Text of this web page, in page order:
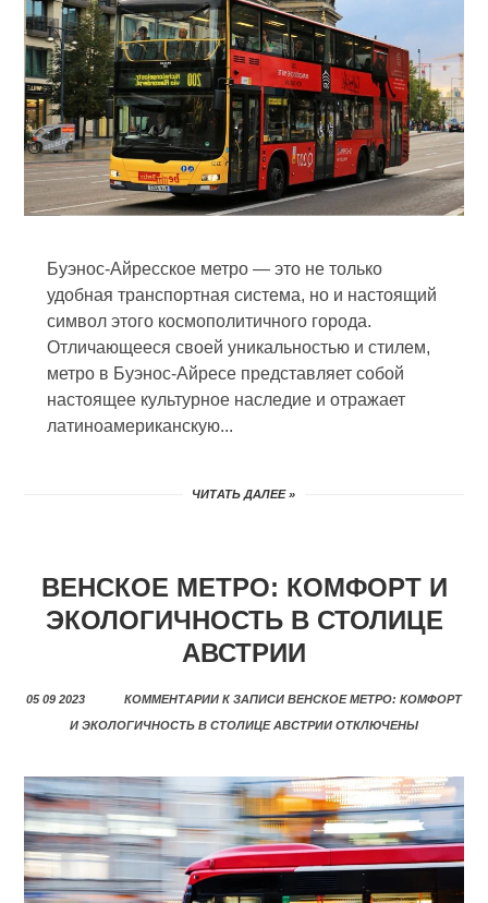
Буэнос-Айресское метро — это не только
удобная транспортная система, но и настоящий
символ этого космополитичного города.
Отличающееся своей уникальностью и стилем,
метро в Буэнос-Айресе представляет собой
настоящее культурное наследие и отражает
латиноамериканскую...
ЧИТАТЬ ДАЛЕЕ »
ВЕНСКОЕ МЕТРО: КОМФОРТ И
ЭКОЛОГИЧНОСТЬ В СТОЛИЦЕ
АВСТРИИ
05 09 2023 КОММЕНТАРИИ К ЗАПИСИ ВЕНСКОЕ МЕТРО: КОМФОРТ
И ЭКОЛОГИЧНОСТЬ В СТОЛИЦЕ АВСТРИИ ОТКЛЮЧЕНЫ